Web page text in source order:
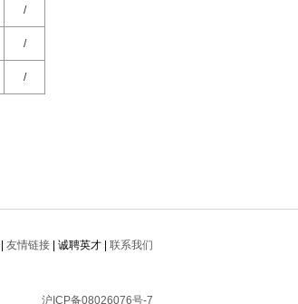
/
/
/
友情链接 | 诚聘英才 | 联系我们
沪ICP备08026076号-7